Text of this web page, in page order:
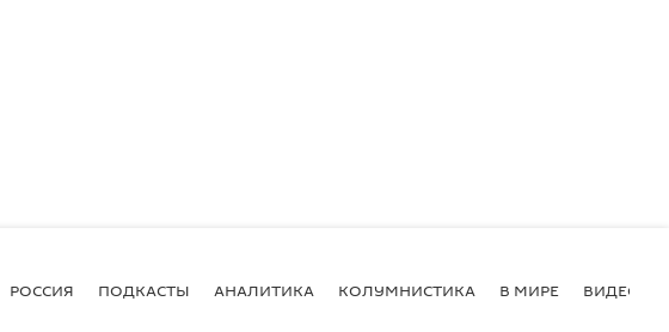
РОССИЯ ПОДКАСТЫ АНАЛИТИКА КОЛУМНИСТИКА В МИРЕ ВИДЕО